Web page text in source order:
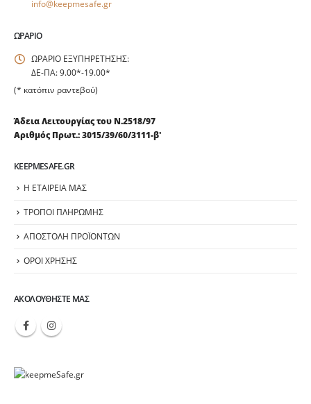
info@keepmesafe.gr
ΩΡΆΡΙΟ
ΩΡΑΡΙΟ ΕΞΥΠΗΡΕΤΗΣΗΣ:
ΔΕ-ΠΑ: 9.00*-19.00*
(* κατόπιν ραντεβού)
Άδεια Λειτουργίας του Ν.2518/97
Αριθμός Πρωτ.: 3015/39/60/3111-β'
KEEPMESAFE.GR
Η ΕΤΑΙΡΕΙΑ ΜΑΣ
ΤΡΟΠΟΙ ΠΛΗΡΩΜΗΣ
ΑΠΟΣΤΟΛΗ ΠΡΟΪΟΝΤΩΝ
ΟΡΟΙ ΧΡΗΣΗΣ
ΑΚΟΛΟΥΘΉΣΤΕ ΜΑΣ